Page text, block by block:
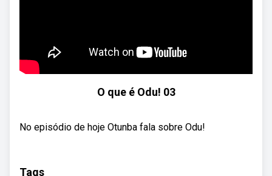
O que é Odu! 03
No episódio de hoje Otunba fala sobre Odu!
Tags